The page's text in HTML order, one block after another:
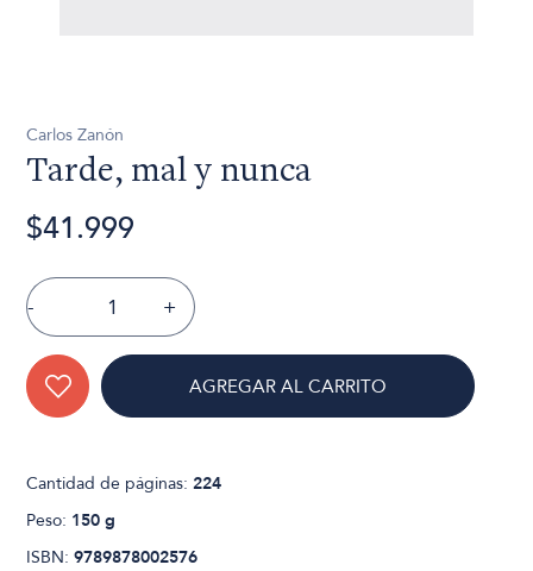
Carlos Zanón
Tarde, mal y nunca
$41.999
- +
AGREGAR AL CARRITO
Cantidad de páginas:224
Peso: 150 g
ISBN:9789878002576